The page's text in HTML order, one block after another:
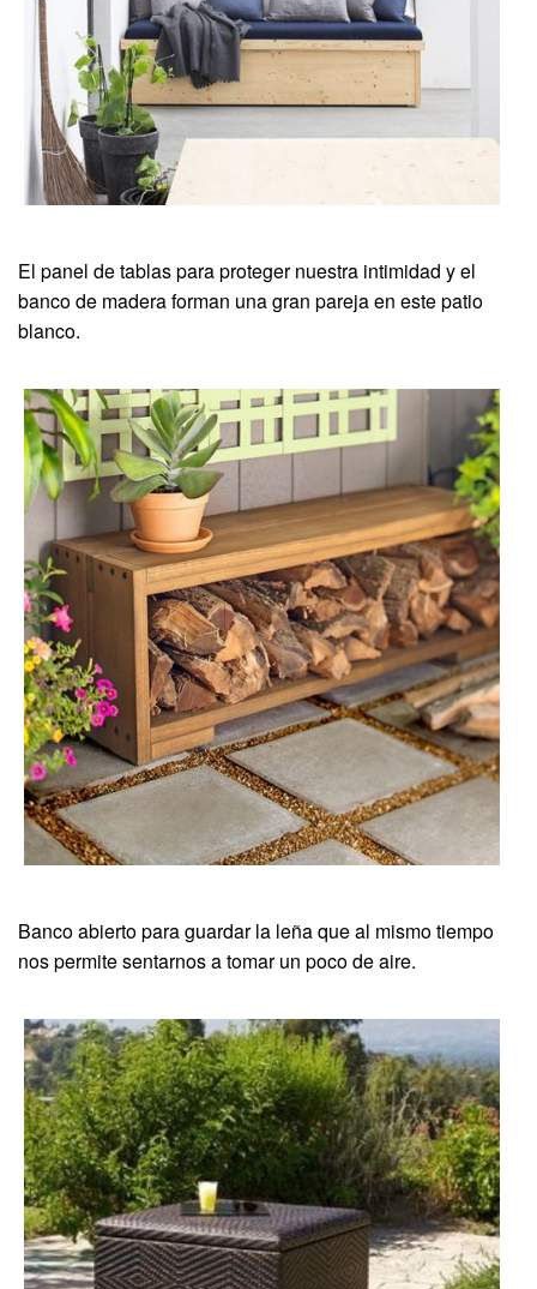
El panel de tablas para proteger nuestra intimidad y el
banco de madera forman una gran pareja en este patio
blanco.
Banco abierto para guardar la leña que al mismo tiempo
nos permite sentarnos a tomar un poco de aire.